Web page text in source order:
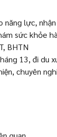
lực,
sức khỏe
BHTN
13, đi du
chuyên